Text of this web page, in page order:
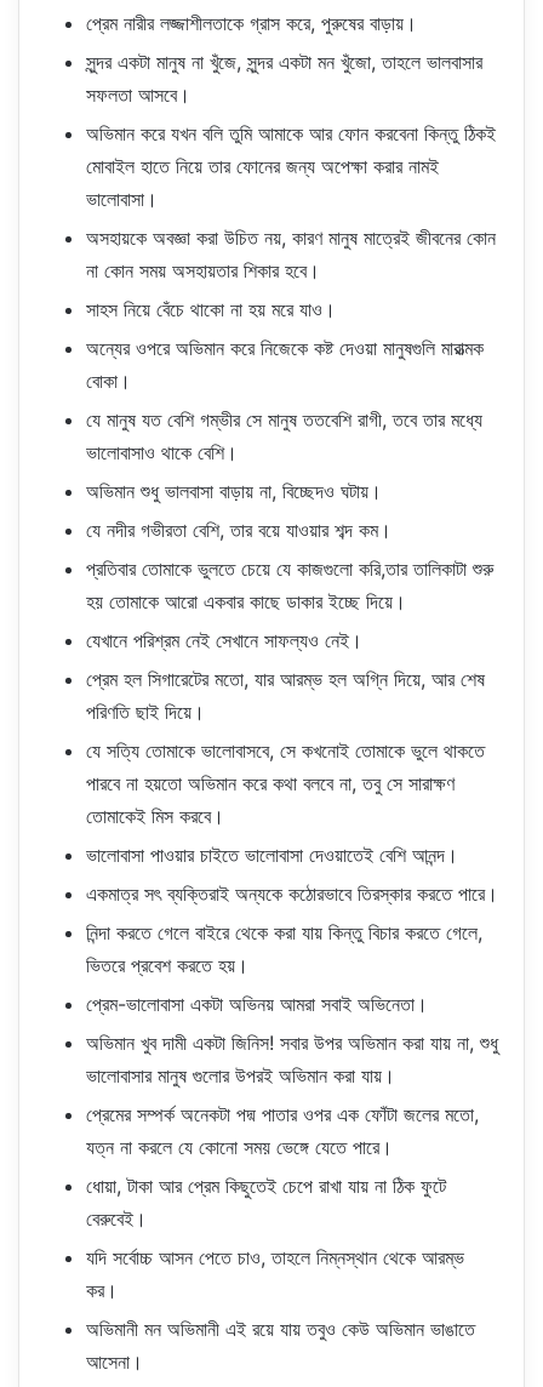
প্রেম নারীর লজ্জাশীলতাকে গ্রাস করে, পুরুষের বাড়ায়।
সুন্দর একটা মানুষ না খুঁজে, সুন্দর একটা মন খুঁজো, তাহলে ভালবাসার
সফলতা আসবে।
অভিমান করে যখন বলি তুমি আমাকে আর ফোন করবেনা কিন্তু ঠিকই
মোবাইল হাতে নিয়ে তার ফোনের জন্য অপেক্ষা করার নামই
ভালোবাসা।
অসহায়কে অবজ্ঞা করা উচিত নয়, কারণ মানুষ মাত্রেই জীবনের কোন
না কোন সময় অসহায়তার শিকার হবে।
সাহস নিয়ে বেঁচে থাকো না হয় মরে যাও।
অন্যের ওপরে অভিমান করে নিজেকে কষ্ট দেওয়া মানুষগুলি মারাত্মক
বোকা।
যে মানুষ যত বেশি গম্ভীর সে মানুষ ততবেশি রাগী, তবে তার মধ্যে
ভালোবাসাও থাকে বেশি।
অভিমান শুধু ভালবাসা বাড়ায় না, বিচ্ছেদও ঘটায়।
যে নদীর গভীরতা বেশি, তার বয়ে যাওয়ার শব্দ কম।
প্রতিবার তোমাকে ভুলতে চেয়ে যে কাজগুলো করি,তার তালিকাটা শুরু
হয় তোমাকে আরো একবার কাছে ডাকার ইচ্ছে দিয়ে।
যেখানে পরিশ্রম নেই সেখানে সাফল্যও নেই।
প্রেম হল সিগারেটের মতো, যার আরম্ভ হল অগ্নি দিয়ে, আর শেষ
পরিণতি ছাই দিয়ে।
যে সত্যি তোমাকে ভালোবাসবে, সে কখনোই তোমাকে ভুলে থাকতে
পারবে না হয়তো অভিমান করে কথা বলবে না, তবু সে সারাক্ষণ
তোমাকেই মিস করবে।
ভালোবাসা পাওয়ার চাইতে ভালোবাসা দেওয়াতেই বেশি আনন্দ।
একমাত্র সৎ ব্যক্তিরাই অন্যকে কঠোরভাবে তিরস্কার করতে পারে।
নিন্দা করতে গেলে বাইরে থেকে করা যায় কিন্তু বিচার করতে গেলে,
ভিতরে প্রবেশ করতে হয়।
প্রেম-ভালোবাসা একটা অভিনয় আমরা সবাই অভিনেতা।
অভিমান খুব দামী একটা জিনিস! সবার উপর অভিমান করা যায় না, শুধু
ভালোবাসার মানুষ গুলোর উপরই অভিমান করা যায়।
প্রেমের সম্পর্ক অনেকটা পদ্ম পাতার ওপর এক ফোঁটা জলের মতো,
যত্ন না করলে যে কোনো সময় ভেঙ্গে যেতে পারে।
ধোয়া, টাকা আর প্রেম কিছুতেই চেপে রাখা যায় না ঠিক ফুটে
বেরুবেই।
যদি সর্বোচ্চ আসন পেতে চাও, তাহলে নিম্নস্থান থেকে আরম্ভ
কর।
অভিমানী মন অভিমানী এই রয়ে যায় তবুও কেউ অভিমান ভাঙাতে
আসেনা।